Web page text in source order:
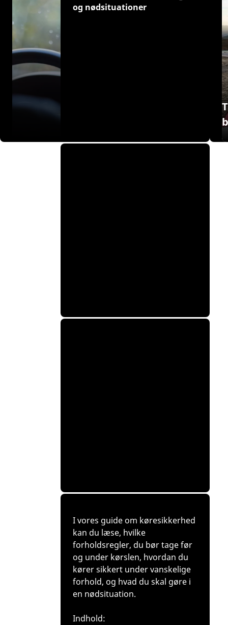
og nødsituationer
I vores guide om køresikkerhed
kan du læse, hvilke
forholdsregler, du bør tage før
og under kørslen, hvordan du
kører sikkert under vanskelige
forhold, og hvad du skal gøre i
en nødsituation.
Indhold: